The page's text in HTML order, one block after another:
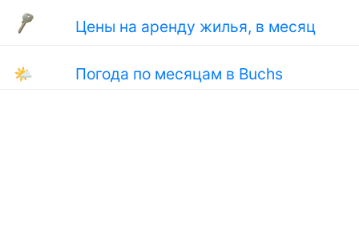
Цены на аренду жилья, в месяц
🌤 Погода по месяцам в Buchs